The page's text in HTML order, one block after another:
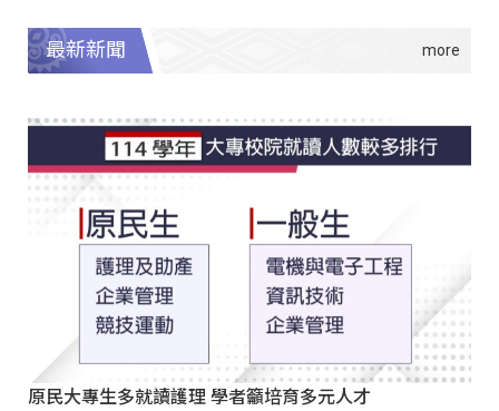
最新新聞
原民大專生多就讀護理 學者籲培育多元人才